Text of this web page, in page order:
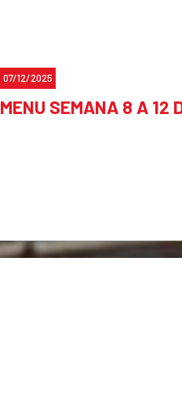
07/12/2025
MENU SEMANA 8 A 12